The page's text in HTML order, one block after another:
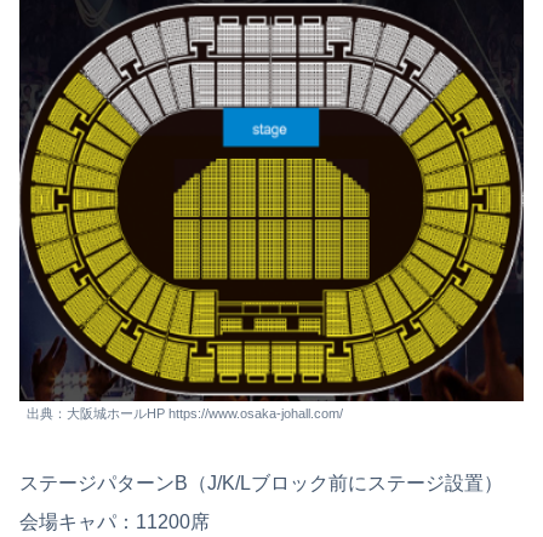
出典：大阪城ホールHP https://www.osaka-johall.com/
ステージパターンB（J/K/Lブロック前にステージ設置）
会場キャパ：11200席